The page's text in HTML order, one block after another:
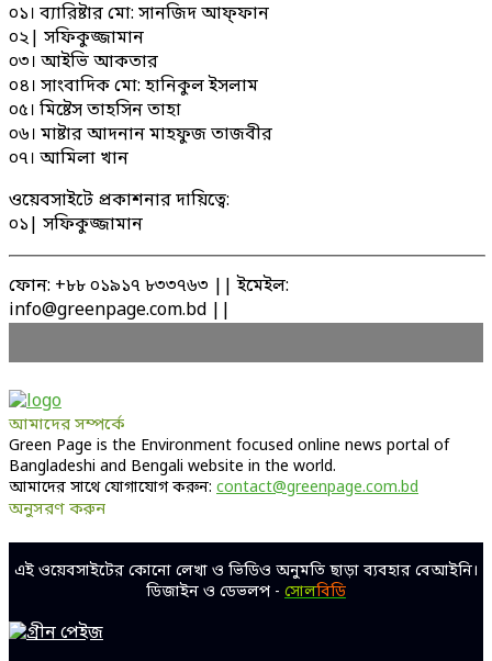
০১। ব্যারিষ্টার মো: সানজিদ আফ্ফান
০২| সফিকুজ্জামান
০৩। আইভি আকতার
০৪। সাংবাদিক মো: হানিকুল ইসলাম
০৫। মিষ্টেস তাহসিন তাহা
০৬। মাষ্টার আদনান মাহফুজ তাজবীর
০৭। আমিলা খান
ওয়েবসাইটে প্রকাশনার দায়িত্বে:
০১| সফিকুজ্জামান
ফোন: +৮৮ ০১৯১৭ ৮৩৩৭৬৩ || ইমেইল:
info@greenpage.com.bd ||
আমাদের সম্পর্কে
Green Page is the Environment focused online news portal of
Bangladeshi and Bengali website in the world.
আমাদের সাথে যোগাযোগ করুন: contact@greenpage.com.bd
অনুসরণ করুন
এই ওয়েবসাইটের কোনো লেখা ও ভিডিও অনুমতি ছাড়া ব্যবহার বেআইনি।
ডিজাইন ও ডেভলপ - সোলবিডি